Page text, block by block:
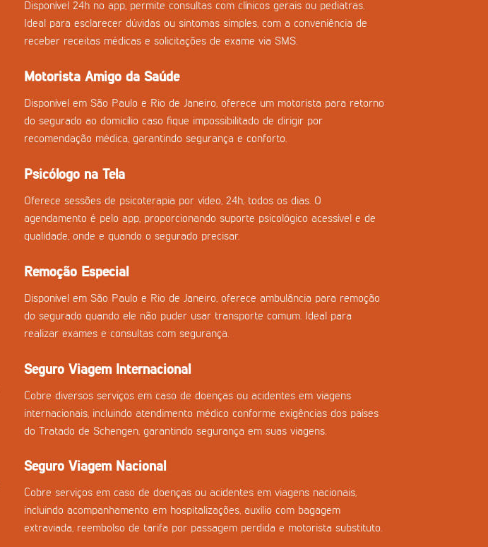
Disponível 24h no app, permite consultas com clínicos gerais ou pediatras.
Ideal para esclarecer dúvidas ou sintomas simples, com a conveniência de
receber receitas médicas e solicitações de exame via SMS.
Motorista Amigo da Saúde
Disponível em São Paulo e Rio de Janeiro, oferece um motorista para retorno
do segurado ao domicílio caso fique impossibilitado de dirigir por
recomendação médica, garantindo segurança e conforto.
Psicólogo na Tela
Oferece sessões de psicoterapia por vídeo, 24h, todos os dias. O
agendamento é pelo app, proporcionando suporte psicológico acessível e de
qualidade, onde e quando o segurado precisar.
Remoção Especial
Disponível em São Paulo e Rio de Janeiro, oferece ambulância para remoção
do segurado quando ele não puder usar transporte comum. Ideal para
realizar exames e consultas com segurança.
Seguro Viagem Internacional
Cobre diversos serviços em caso de doenças ou acidentes em viagens
internacionais, incluindo atendimento médico conforme exigências dos países
do Tratado de Schengen, garantindo segurança em suas viagens.
Seguro Viagem Nacional
Cobre serviços em caso de doenças ou acidentes em viagens nacionais,
incluindo acompanhamento em hospitalizações, auxílio com bagagem
extraviada, reembolso de tarifa por passagem perdida e motorista substituto.